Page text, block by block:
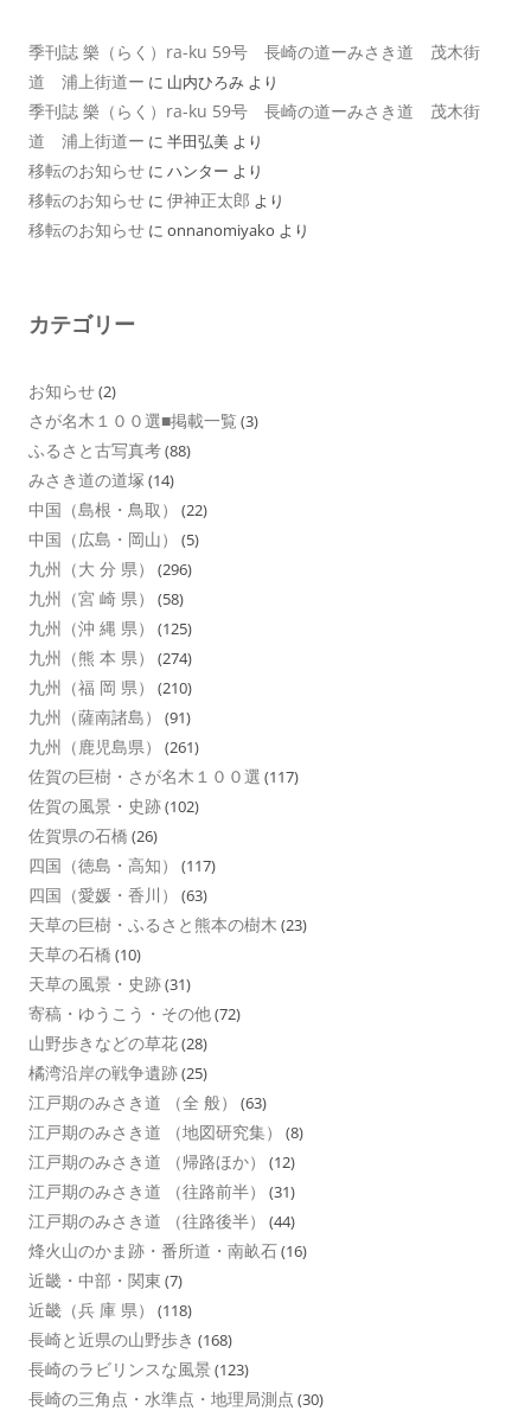
季刊誌 樂（らく）ra-ku 59号 長崎の道ーみさき道 茂木街
道 浦上街道ー に 山内ひろみ より
季刊誌 樂（らく）ra-ku 59号 長崎の道ーみさき道 茂木街
道 浦上街道ー に 半田弘美 より
移転のお知らせ に ハンター より
移転のお知らせ に 伊神正太郎 より
移転のお知らせ に onnanomiyako より
カテゴリー
お知らせ(2)
さが名木１００選■掲載一覧 (3)
ふるさと古写真考(88)
みさき道の道塚 (14)
中国（島根・鳥取） (22)
中国（広島・岡山） (5)
九州（大 分 県） (296)
九州（宮 崎 県） (58)
九州（沖 縄 県） (125)
九州（熊 本 県） (274)
九州（福 岡 県） (210)
九州（薩南諸島） (91)
九州（鹿児島県） (261)
佐賀の巨樹・さが名木１００選 (117)
佐賀の風景・史跡(102)
佐賀県の石橋 (26)
四国（徳島・高知） (117)
四国（愛媛・香川） (63)
天草の巨樹・ふるさと熊本の樹木 (23)
天草の石橋 (10)
天草の風景・史跡(31)
寄稿・ゆうこう・その他(72)
山野歩きなどの草花(28)
橘湾沿岸の戦争遺跡(25)
江戸期のみさき道 （全 般） (63)
江戸期のみさき道 （地図研究集） (8)
江戸期のみさき道 （帰路ほか） (12)
江戸期のみさき道 （往路前半） (31)
江戸期のみさき道 （往路後半） (44)
烽火山のかま跡・番所道・南畝石(16)
近畿・中部・関東 (7)
近畿（兵 庫 県） (118)
長崎と近県の山野歩き (168)
長崎のラビリンスな風景 (123)
長崎の三角点・水準点・地理局測点 (30)